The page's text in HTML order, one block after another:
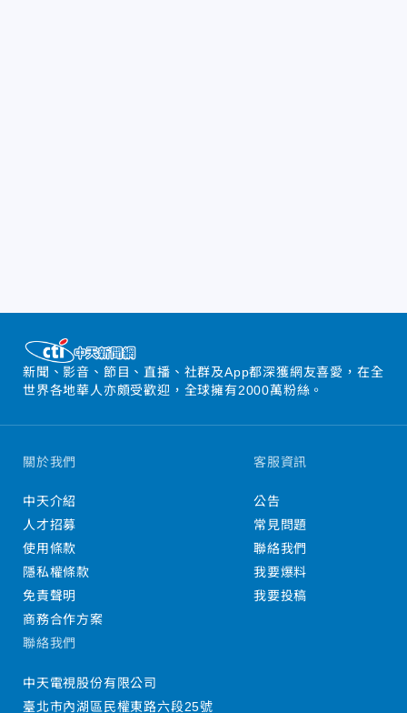
新聞、影音、節目、直播、社群及App都深獲網友喜愛，在全
世界各地華人亦頗受歡迎，全球擁有2000萬粉絲。
關於我們
中天介紹
人才招募
使用條款
隱私權條款
免責聲明
商務合作方案
客服資訊
公告
常見問題
聯絡我們
我要爆料
我要投稿
聯絡我們
中天電視股份有限公司
臺北市內湖區民權東路六段25號